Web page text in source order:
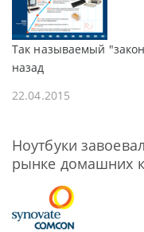
Так называемый
назад
22.04.2015
Ноутбуки
рынке домашних